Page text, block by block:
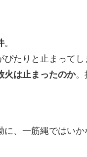
。
たりと止まってし
火は止まったのか。
に、一筋縄ではい